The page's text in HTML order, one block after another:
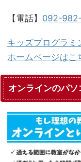
【電話】 092-
キッズプログラミ
ホームページはこ
オンラインのパソ